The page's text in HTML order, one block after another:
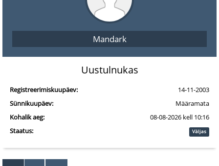
Mandark
Uustulnukas
Registreerimiskuupäev:
14-11-2003
Sünnikuupäev:
Määramata
Kohalik aeg:
08-08-2026 kell 10:16
Staatus:
Väljas